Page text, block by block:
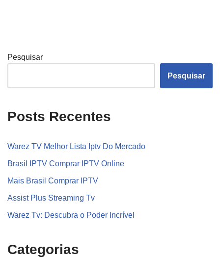
Pesquisar
Pesquisar
Posts Recentes
Warez TV Melhor Lista Iptv Do Mercado
Brasil IPTV Comprar IPTV Online
Mais Brasil Comprar IPTV
Assist Plus Streaming Tv
Warez Tv: Descubra o Poder Incrível
Categorias